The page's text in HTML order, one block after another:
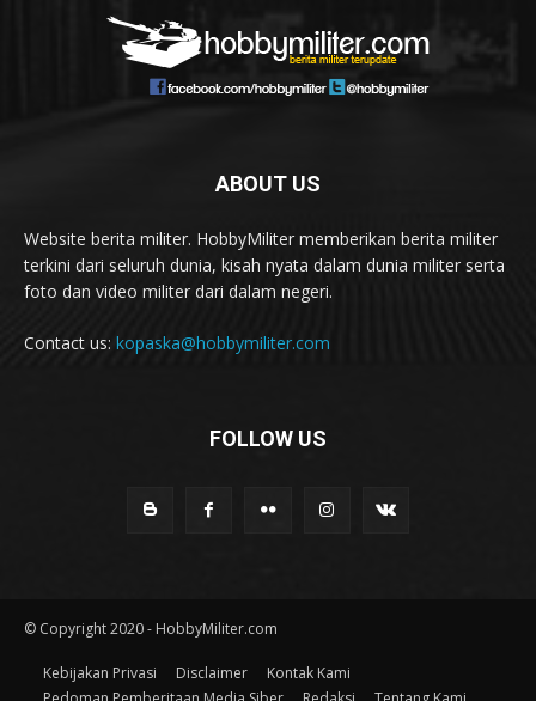
ABOUT US
Website berita militer. HobbyMiliter memberikan berita militer
terkini dari seluruh dunia, kisah nyata dalam dunia militer serta
foto dan video militer dari dalam negeri.
Contact us: kopaska@hobbymiliter.com
FOLLOW US
© Copyright 2020 - HobbyMiliter.com
Kebijakan Privasi Disclaimer
Kontak Kami